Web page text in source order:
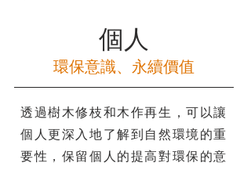
個人
環保意識、永續價值
透過樹木修枝和木作再生，可以讓
個人更深入地了解到自然環境的重
要性，保留個人的提高對環保的意